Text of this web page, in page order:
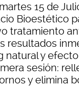
15 de
Bioestético
tratamiento
resultados
natural y
sesión:
y elimina